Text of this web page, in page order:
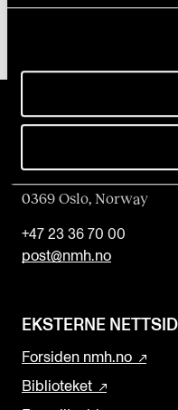
i
b
a
n
k
Slemdalsveien 11
0369 Oslo, Norway
+47 23 36 70 00
post@nmh.no
EKSTERNE
Forsiden nmh.no
Biblioteket